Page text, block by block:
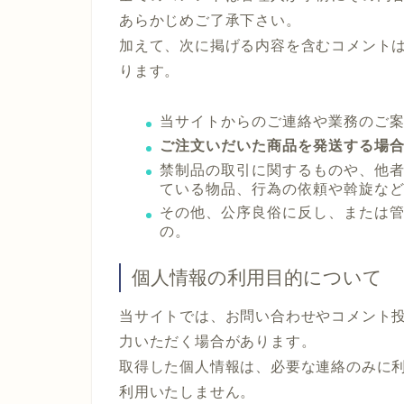
あらかじめご了承下さい。
加えて、次に掲げる内容を含むコメント
ります。
当サイトからのご連絡や業務のご
ご注文いだいた商品を発送する場合
禁制品の取引に関するものや、他
ている物品、行為の依頼や斡旋な
その他、公序良俗に反し、または
の。
個人情報の利用目的について
当サイトでは、お問い合わせやコメント
力いただく場合があります。
取得した個人情報は、必要な連絡のみに
利用いたしません。